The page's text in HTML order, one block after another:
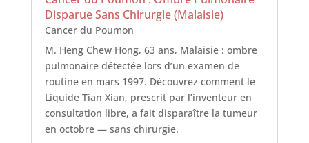
Disparue Sans Chirurgie (Malaisie)
Cancer du Poumon
M. Heng Chew Hong, 63 ans, Malaisie : ombre
pulmonaire détectée lors d’un examen de
routine en mars 1997. Découvrez comment le
Liquide Tian Xian, prescrit par l’inventeur en
consultation libre, a fait disparaître la tumeur
en octobre — sans chirurgie.